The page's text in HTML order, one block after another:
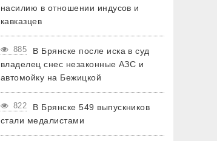
насилию в отношении индусов и
кавказцев
885
В Брянске после иска в суд
владелец снес незаконные АЗС и
автомойку на Бежицкой
822
В Брянске 549 выпускников
стали медалистами